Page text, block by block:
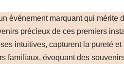
événement marquant qui mérite
précieux de ces premiers
intuitives, capturent la pureté
familiaux, évoquant des